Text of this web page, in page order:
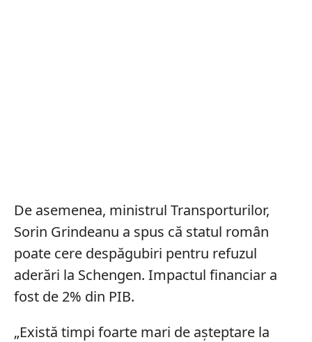
De asemenea, ministrul Transporturilor,
Sorin Grindeanu a spus că statul român
poate cere despăgubiri pentru refuzul
aderări la Schengen. Impactul financiar a
fost de 2% din PIB.
„Există timpi foarte mari de așteptare la